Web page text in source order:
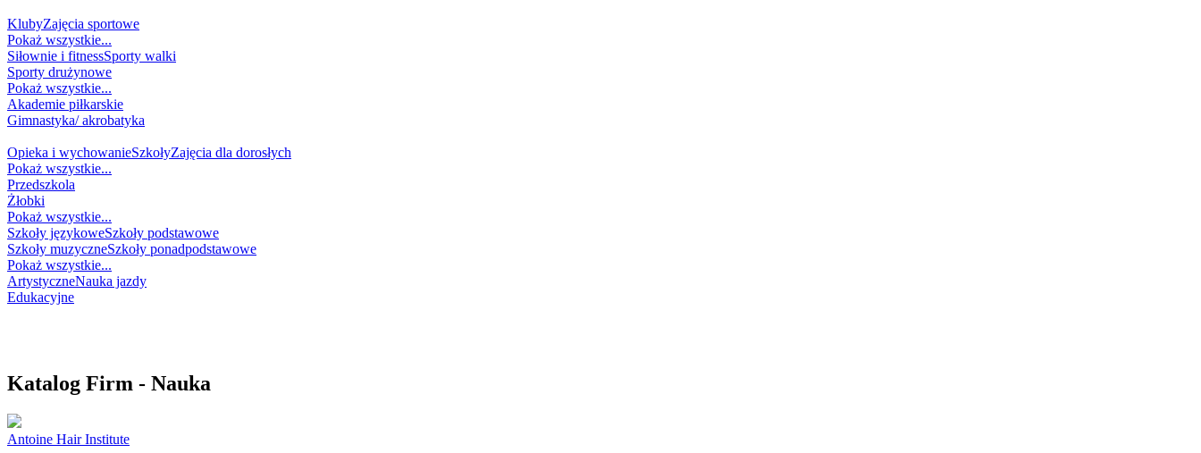
KlubyZajęcia sportowe
Pokaż wszystkie...
Siłownie i fitnessSporty walki
Sporty drużynowe
Pokaż wszystkie...
Akademie piłkarskie
Gimnastyka/ akrobatyka
Opieka i wychowanieSzkołyZajęcia dla dorosłych
Pokaż wszystkie...
Przedszkola
Żłobki
Pokaż wszystkie...
Szkoły językoweSzkoły podstawowe
Szkoły muzyczneSzkoły ponadpodstawowe
Pokaż wszystkie...
ArtystyczneNauka jazdy
Edukacyjne
Katalog Firm - Nauka
Antoine Hair Institute